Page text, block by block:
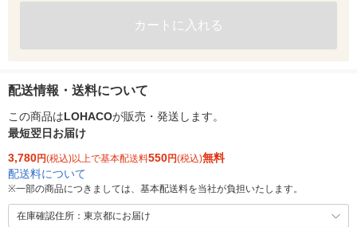
カートに入れる
配送情報・送料について
この商品はLOHACOが販売・発送します。
最短翌日お届け
3,780円(税込)以上で基本配送料550円(税込)無料
配送料について
※一部の商品につきましては、基本配送料を当社が負担いたします。
在庫確認住所：東京都にお届け